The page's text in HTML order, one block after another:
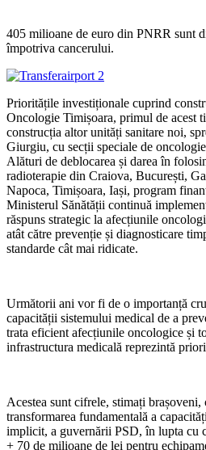
405 milioane de euro din PNRR sunt
împotriva cancerului.
Prioritățile investiționale cuprind
Oncologie Timișoara, primul de acest
construcția altor unități sanitare noi,
Giurgiu, cu secții speciale de
Alături de deblocarea și darea în
radioterapie din Craiova, București,
Napoca, Timișoara, Iași, program
Ministerul Sănătății continuă
răspuns strategic la afecțiunile
atât către prevenție și diagnosticare
standarde cât mai ridicate.
Următorii ani vor fi de o importanță
capacității sistemului medical de a
trata eficient afecțiunile oncologice și
infrastructura medicală reprezintă
Acestea sunt cifrele, stimați brașoveni,
transformarea fundamentală a
implicit, a guvernării PSD, în lupta cu
+ 70 de milioane de lei pentru